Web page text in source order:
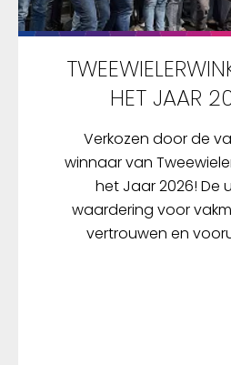
HET JAAR
Verkozen door de
winnaar van
het Jaar 2026! De
waardering voor
vertrouwen en